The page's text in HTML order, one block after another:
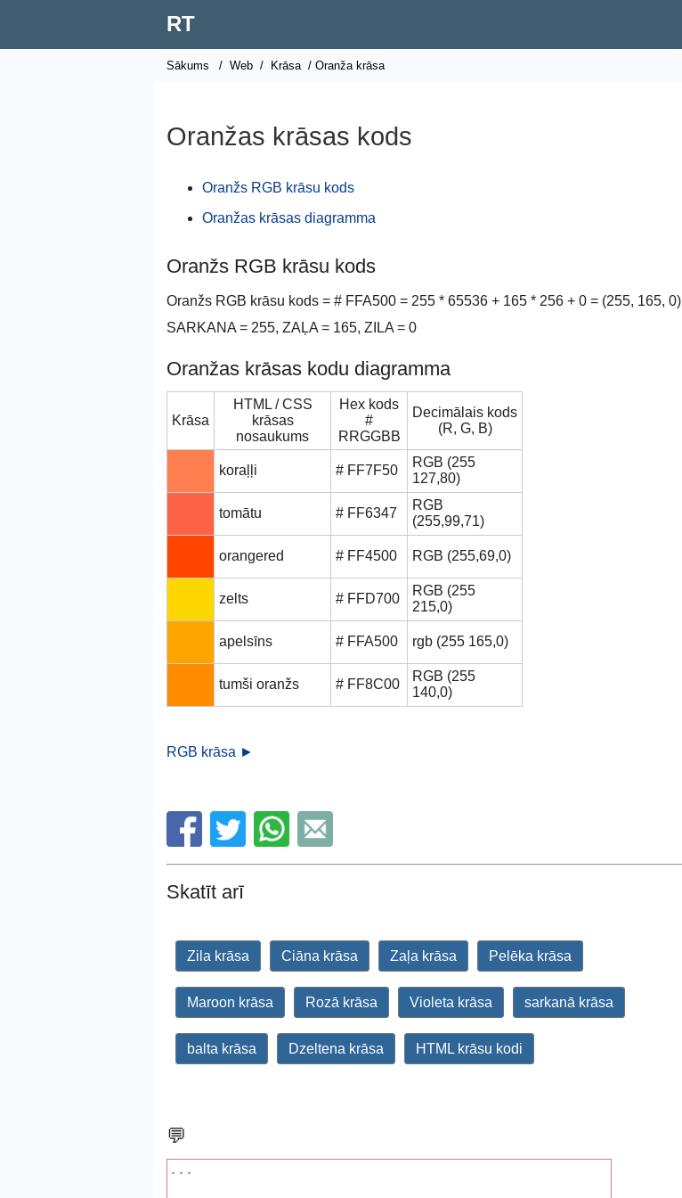
RT
Sākums / Web / Krāsa / Oranža krāsa
Oranžas krāsas kods
Oranžs RGB krāsu kods
Oranžas krāsas diagramma
Oranžs RGB krāsu kods
Oranžs RGB krāsu kods = # FFA500 = 255 * 65536 + 165 * 256 + 0 = (255, 165, 0)
SARKANA = 255, ZAĻA = 165, ZILA = 0
Oranžas krāsas kodu diagramma
Krāsa
HTML / CSS
krāsas
nosaukums
Hex kods
#
RRGGBB
Decimālais kods
(R, G, B)
koraļļi # FF7F50
RGB (255
127,80)
tomātu # FF6347
RGB
(255,99,71)
orangered # FF4500 RGB (255,69,0)
zelts # FFD700
RGB (255
215,0)
apelsīns # FFA500 rgb (255 165,0)
tumši oranžs # FF8C00
RGB (255
140,0)
RGB krāsa ►
Skatīt arī
Zila krāsa Ciāna krāsa Zaļa krāsa Pelēka krāsa
Maroon krāsa Rozā krāsa Violeta krāsa sarkanā krāsa
balta krāsa Dzeltena krāsa HTML krāsu kodi
💬